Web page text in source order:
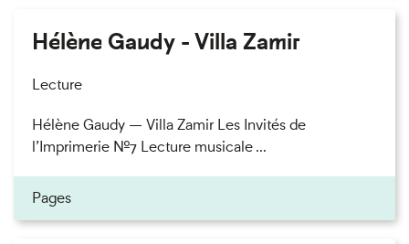
Hélène Gaudy - Villa Zamir
Lecture
Hélène Gaudy — Villa Zamir Les Invités de
l’Imprimerie n°7 Lecture musicale ...
Pages